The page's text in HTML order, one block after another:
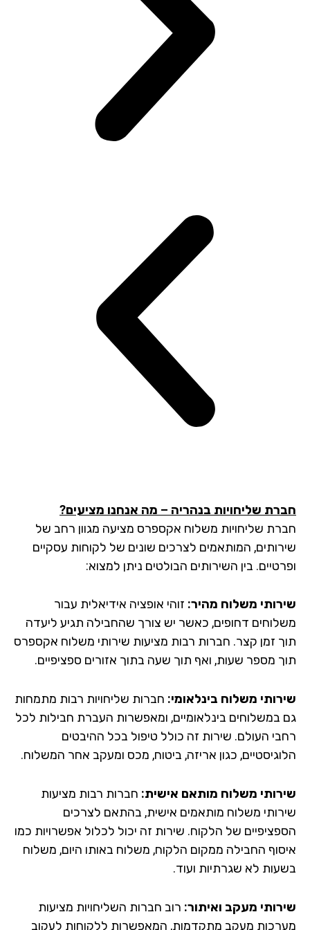
שליחויות בנהריה – מה אנחנו מציעים?
שליחויות משלוח אקספרס מציעה מגוון רחב של
המותאמים לצרכים שונים של לקוחות עסקיים
בין השירותים הבולטים ניתן למצוא:
משלוח מהיר:זוהי אופציה אידיאלית עבור
דחופים, כאשר יש צורך שהחבילה תגיע ליעדה
זמן קצר. חברות רבות מציעות שירותי משלוח אקספרס
מספר שעות, ואף תוך שעה בתוך אזורים ספציפיים.
משלוח בינלאומי:חברות שליחויות רבות מתמחות
במשלוחים בינלאומיים, ומאפשרות העברת חבילות לכל
העולם. שירות זה כולל טיפול בכל ההיבטים
כגון אריזה, ביטוח, מכס ומעקב אחר המשלוח.
משלוח מותאם אישית:חברות רבות מציעות
משלוח מותאמים אישית, בהתאם לצרכים
של הלקוח. שירות זה יכול לכלול אפשרויות כמו
החבילה ממקום הלקוח, משלוח באותו היום, משלוח
לא שגרתיות ועוד.
מעקב ואיתור:רוב חברות השליחויות מציעות
מעקב מתקדמות, המאפשרות ללקוחות לעקוב